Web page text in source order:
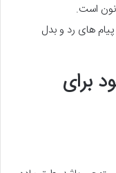
است.
های رد و بدل
برای